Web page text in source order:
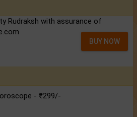
Rudraksh with assurance of
BUY NOW
- ₹299/-